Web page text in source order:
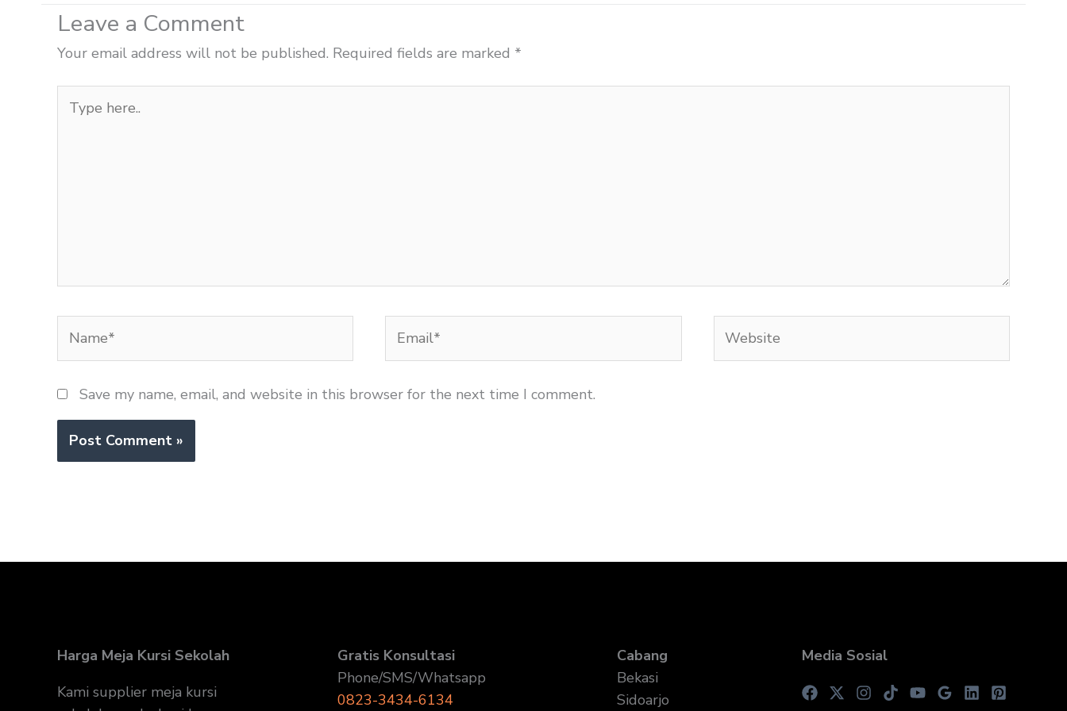
Leave a Comment
Your email address will not be published. Required fields are marked *
here..
Save my name, email, and website in this browser for the next time I comment.
Harga Meja Kursi Sekolah
Kami supplier meja kursi
Gratis Konsultasi
Phone/SMS/Whatsapp
0823-3434-6134
Cabang
Bekasi
Sidoarjo
Media Sosial